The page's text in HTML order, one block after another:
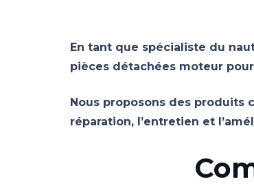
En tant que spécialiste du
pièces détachées moteur
Nous proposons des produits
réparation, l’entretien et